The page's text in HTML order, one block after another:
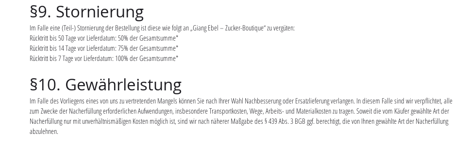
§9. Stornierung
Im Falle eine (Teil-) Stornierung der Bestellung ist diese wie folgt an „Giang Ebel – Zucker-Boutique“ zu vergüten:
Rücktritt bis 50 Tage vor Lieferdatum: 50% der Gesamtsumme*
Rücktritt bis 14 Tage vor Lieferdatum: 75% der Gesamtsumme*
Rücktritt bis 7 Tage vor Lieferdatum: 100% der Gesamtsumme*
§10. Gewährleistung
Im Falle des Vorliegens eines von uns zu vertretenden Mangels können Sie nach Ihrer Wahl Nachbesserung oder Ersatzlieferung verlangen. In diesem Falle sind wir verpflichtet, alle
zum Zwecke der Nacherfüllung erforderlichen Aufwendungen, insbesondere Transportkosten, Wege, Arbeits- und Materialkosten zu tragen. Soweit die vom Käufer gewählte Art der
Nacherfüllung nur mit unverhältnismäßigen Kosten möglich ist, sind wir nach näherer Maßgabe des § 439 Abs. 3 BGB ggf. berechtigt, die von Ihnen gewählte Art der Nacherfüllung
abzulehnen.